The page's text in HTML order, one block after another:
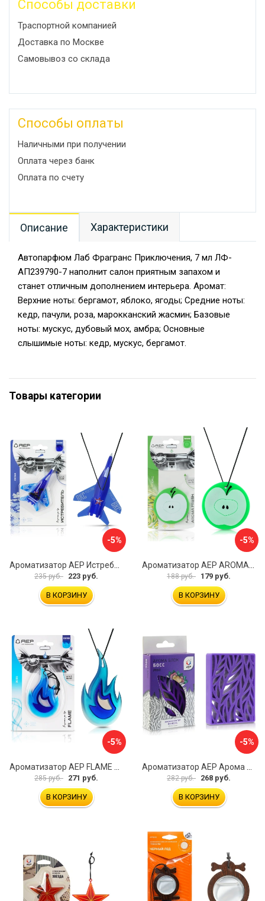
Способы доставки
Траспортной компанией
Доставка по Москве
Самовывоз со склада
Способы оплаты
Наличными при получении
Оплата через банк
Оплата по счету
Описание Характеристики
Автопарфюм Лаб Фрагранс Приключения, 7 мл ЛФ-
АП239790-7 наполнит салон приятным запахом и
станет отличным дополнением интерьера. Аромат:
Верхние ноты: бергамот, яблоко, ягоды; Средние ноты:
кедр, пачули, роза, марокканский жасмин; Базовые
ноты: мускус, дубовый мох, амбра; Основные
слышимые ноты: кедр, мускус, бергамот.
Товары категории
-5%
235 руб. 223 руб.
В КОРЗИНУ
-5%
188 руб. 179 руб.
В КОРЗИНУ
-5%
Ароматизатор АЕР FLAME Boss А 4901
285 руб. 271 руб.
В КОРЗИНУ
-5%
Ароматизатор АЕР Арома Блок MINI А 4105
282 руб. 268 руб.
В КОРЗИНУ